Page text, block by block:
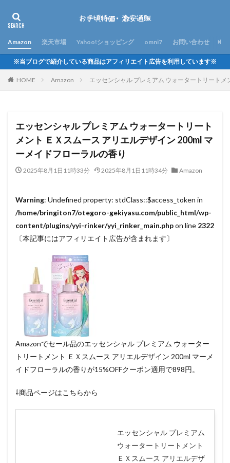
Amazon 楽天市場 Yahoo!ショッピング omni7 お問い合わせ
※当ブログで紹介している商品はアフィリエイト広告を利用しています※
HOME Amazon エッセンシャル プレミアム ウォータートリート
エッセンシャル プレミアム ウォータートリート
メント ＥＸスムース アリエルデザイン 200ml マ
ーメイドフローラルの香り
2025年8月1日11時33分 2025年8月1日11時34分 Amazon
Warning: Undefined property: stdClass::$access_token in
/home/bringiton7/otegoro-gekiyasu.com/public_html/wp-
content/plugins/yyi-rinker/yyi_rinker_main.phpon line 2322
〔本記事にはアフィリエイト広告が含まれます〕
Amazonでセール品のエッセンシャル プレミアム ウォーター
トリートメント ＥＸスムース アリエルデザイン 200ml マーメ
イドフローラルの香りが15%OFFクーポン適用で898円。
⇩商品ページはこちらから
エッセンシャル プレミアム
ウォータートリートメント
ＥＸスムース アリエルデザ